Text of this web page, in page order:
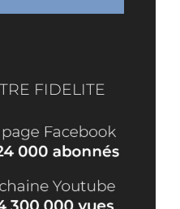
FIDELITE